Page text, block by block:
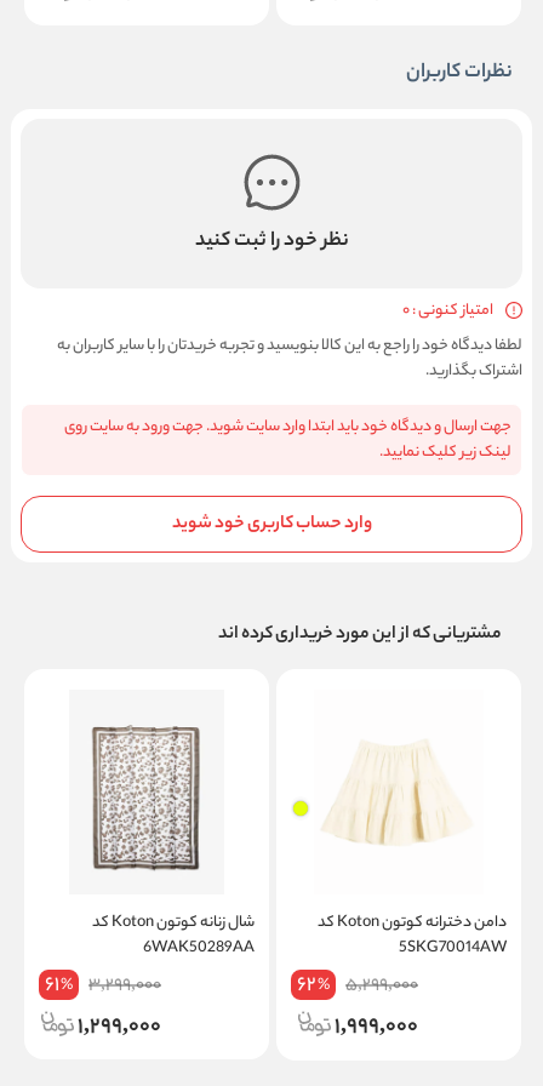
نظرات کاربران
نظر خود را ثبت کنید
امتیاز کنونی : 0
لطفا دیدگاه خود را راجع به این کالا بنویسید و تجربه خریدتان را با سایر کاربران به
اشتراک بگذارید.
جهت ارسال و دیدگاه خود باید ابتدا وارد سایت شوید. جهت ورود به سایت روی
لینک زیر کلیک نمایید.
وارد حساب کاربری خود شوید
مشتریانی که از این مورد خریداری کرده اند
دامن دخترانه کوتون Koton کد
5SKG70014AW
5,299,000
62%
1,999,000
شال زنانه کوتون Koton کد
6WAK50289AA
3,299,000
61%
1,299,000